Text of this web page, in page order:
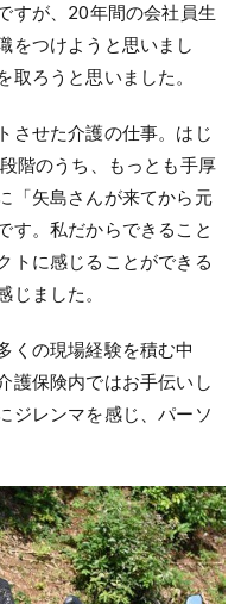
すが、20年間の会社員生
をつけようと思いまし
取ろうと思いました。
させた介護の仕事。はじ
階のうち、もっとも手厚
「矢島さんが来てから元
す。私だからできること
トに感じることができる
じました。
くの現場経験を積む中
護保険内ではお手伝いし
ジレンマを感じ、パーソ